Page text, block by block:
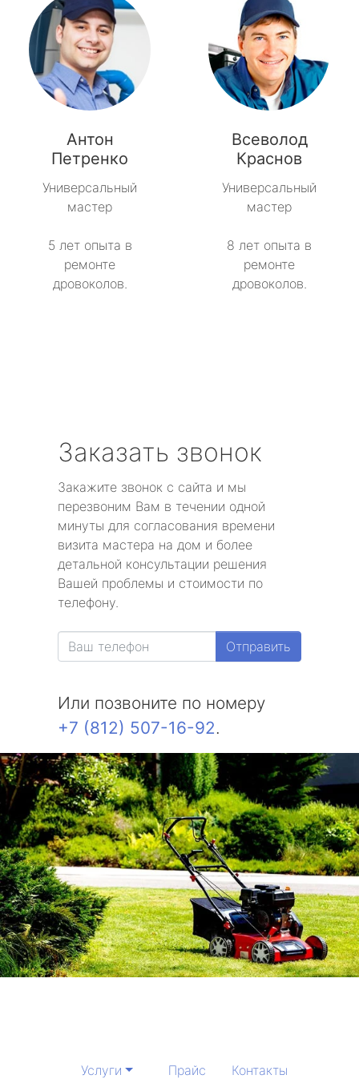
Антон
Петренко
Универсальный
мастер
5 лет опыта в
ремонте
дровоколов.
Всеволод
Краснов
Универсальный
мастер
8 лет опыта в
ремонте
дровоколов.
Заказать звонок
Закажите звонок с сайта и мы
перезвоним Вам в течении одной
минуты для согласования времени
визита мастера на дом и более
детальной консультации решения
Вашей проблемы и стоимости по
телефону.
Отправить
Или позвоните по номеру
+7 (812) 507-16-92.
Услуги Прайс Контакты